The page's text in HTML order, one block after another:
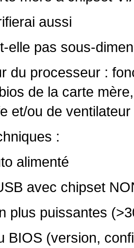
aussi
elle pas sous-
du processeur :
de la carte
et/ou de
:
alimenté
avec chipset
plus puissantes
BIOS (version,